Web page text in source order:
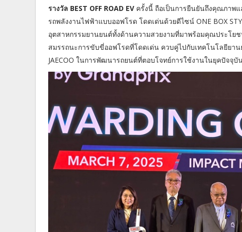
รางวัล BEST OFF ROAD EV ครั้งนี้ ถือเป็นการยืนยันถึงคุณภาพแ
รถพลังงานไฟฟ้าแบบออฟโรด โดดเด่นด้วยดีไซน์ ONE BOX
อุตสาหกรรมยานยนต์ทั้งด้านความสวยงามที่มาพร้อมคุณประโยช
สมรรถนะการขับขี่ออฟโรดที่โดดเด่น ควบคู่ไปกับเทคโนโลยีย
JAECOO ในการพัฒนารถยนต์ที่ตอบโจทย์การใช้งานในยุคปัจจุบั